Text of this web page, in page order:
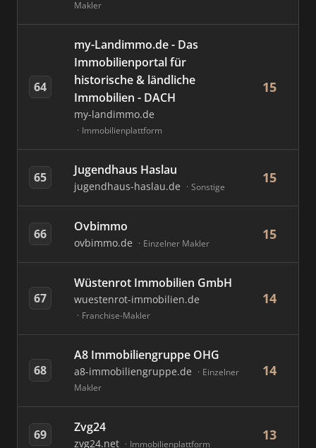
Makler
64
my-Landimmo.de - Das
Immobilienportal für
historische & ländliche
Immobilien - DACH
my-landimmo.de
Immobilienplattform
15
65 Jugendhaus Haslau
jugendhaus-haslau.de Sonstige
15
66 Ovbimmo
ovbimmo.de Einzelner Makler
15
67
Wüstenrot Immobilien GmbH
wuestenrot-immobilien.de
Franchise-Makler
14
68
A8 Immobiliengruppe OHG
a8-immobiliengruppe.de
Einzelner
Makler
14
69 Zvg24
zvg24.net Immobilienplattform
13